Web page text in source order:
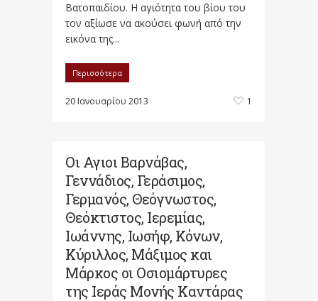
Βατοπαιδίου. Η αγιότητα του βίου του
τον αξίωσε να ακούσει φωνή από την
εικόνα της...
Περισσότερα
20 Ιανουαρίου 2013 1
Οι Αγιοι Βαρνάβας,
Γεννάδιος, Γεράσιμος,
Γερμανός, Θεόγνωστος,
Θεόκτιστος, Ιερεμίας,
Ιωάννης, Ιωσήφ, Κόνων,
Κύριλλος, Μάξιμος και
Μάρκος οι Οσιομάρτυρες
της Ιεράς Μονής Καντάρας